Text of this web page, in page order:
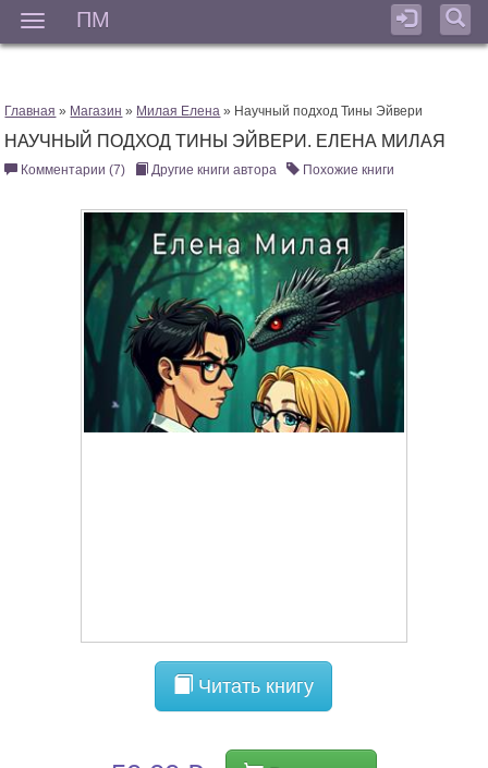
ПМ
Главная » Магазин » Милая Елена » Научный подход Тины Эйвери
НАУЧНЫЙ ПОДХОД ТИНЫ ЭЙВЕРИ. ЕЛЕНА МИЛАЯ
Комментарии (7) Другие книги автора Похожие книги
Читать книгу